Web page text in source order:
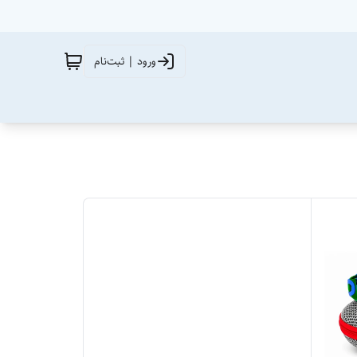
ورود | ثبت‌نام